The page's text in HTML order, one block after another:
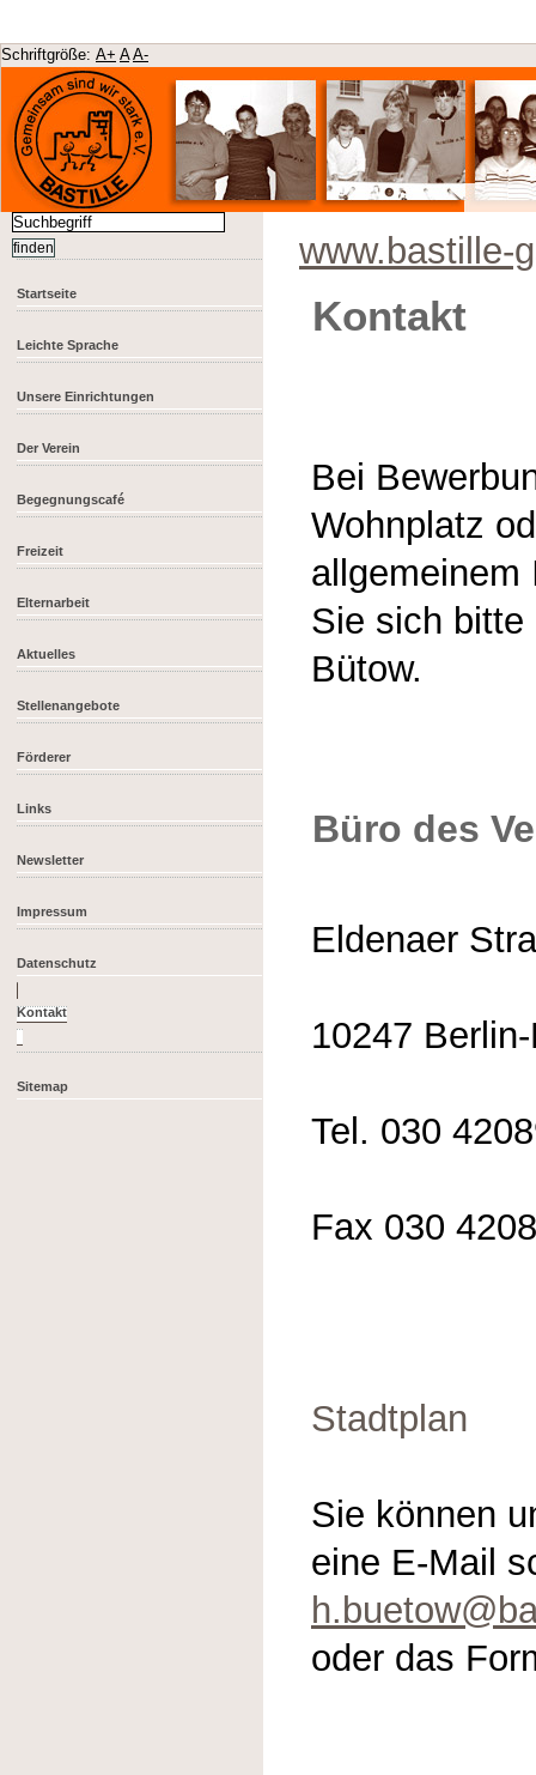
Schriftgröße: A+ A A-
Startseite
Leichte Sprache
Unsere Einrichtungen
Der Verein
Begegnungscafé
Freizeit
Elternarbeit
Aktuelles
Stellenangebote
Förderer
Links
Newsletter
Impressum
Datenschutz
Sitemap
www.bastille-
Kontakt
Bei
Wohnplatz
allgemeinem
Sie sich bitte
Bütow.
Büro des
Eldenaer
10247
Tel. 030
Fax 030
Stadtplan
Sie können
eine E-Mail
oder das